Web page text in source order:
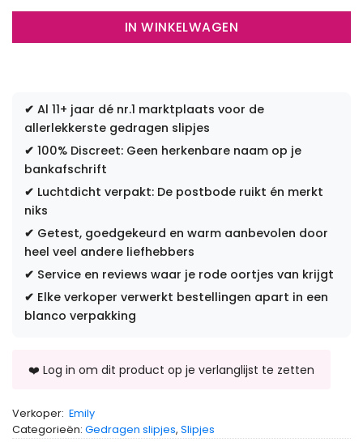
IN WINKELWAGEN
✔ Al 11+ jaar dé nr.1 marktplaats voor de
allerlekkerste gedragen slipjes
✔ 100% Discreet: Geen herkenbare naam op je
bankafschrift
✔ Luchtdicht verpakt: De postbode ruikt én merkt
niks
✔ Getest, goedgekeurd en warm aanbevolen door
heel veel andere liefhebbers
✔ Service en reviews waar je rode oortjes van krijgt
✔ Elke verkoper verwerkt bestellingen apart in een
blanco verpakking
Verkoper: Emily
Categorieën: Gedragen slipjes, Slipjes